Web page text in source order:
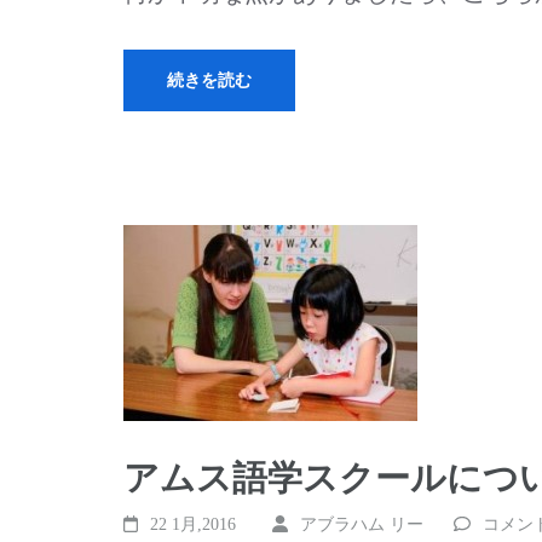
続きを読む
アムス語学スクールにつ
22 1月,2016 アブラハム リー コメン